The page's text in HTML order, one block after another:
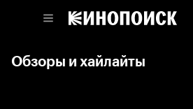
Обзоры и хайлайты